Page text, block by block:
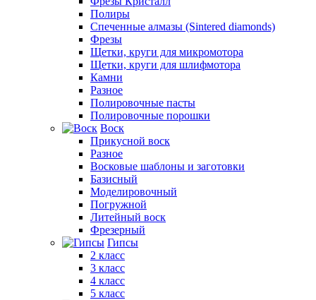
Полиры
Спеченные алмазы (Sintered diamonds)
Фрезы
Щетки, круги для микромотора
Щетки, круги для шлифмотора
Камни
Разное
Полировочные пасты
Полировочные порошки
Воск
Прикусной воск
Разное
Восковые шаблоны и заготовки
Базисный
Моделировочный
Погружной
Литейный воск
Фрезерный
Гипсы
2 класс
3 класс
4 класс
5 класс